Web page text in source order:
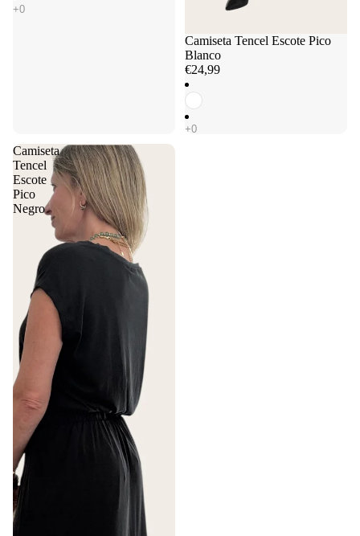
Camiseta Tencel Escote Pico
Blanco
€24,99
Camiseta
Tencel
Escote
Pico
Negro